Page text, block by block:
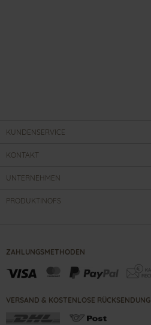
KUNDENSERVICE
KONTAKT
UNTERNEHMEN
PRODUKTINOFS
ZAHLUNGSMETHODEN
VERSAND & KOSTENLOSE RÜCKSENDUNG